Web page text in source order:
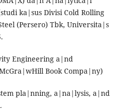
ka|sus Divisi Cold Rolling
(Persero) Tbk, Universita|s
Engineering a|nd
Book Compa|ny)
pla|nning, a|na|lysis, a|nd